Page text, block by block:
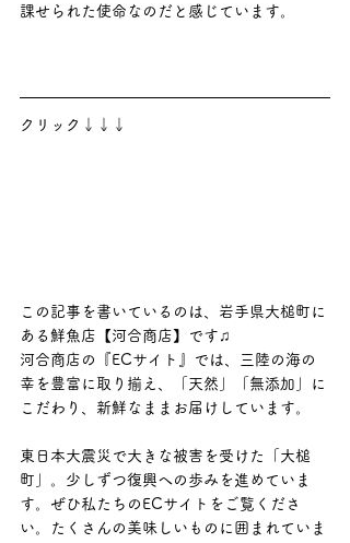
課せられた使命なのだと感じています。
クリック↓↓↓
この記事を書いているのは、岩手県大槌町に
ある鮮魚店【河合商店】です♫
河合商店の『ECサイト』では、三陸の海の
幸を豊富に取り揃え、「天然」「無添加」に
こだわり、新鮮なままお届けしています。
東日本大震災で大きな被害を受けた「大槌
町」。少しずつ復興への歩みを進めていま
す。ぜひ私たちのECサイトをご覧くださ
い。たくさんの美味しいものに囲まれていま